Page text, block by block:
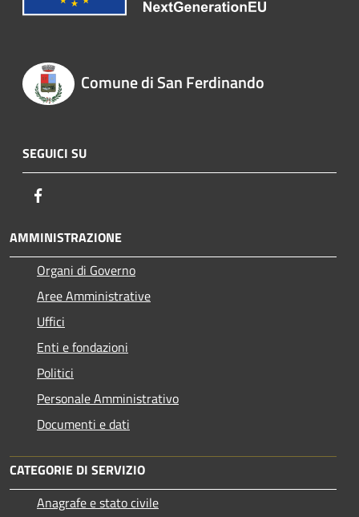
Comune di San Ferdinando
SEGUICI SU
AMMINISTRAZIONE
Organi di Governo
Aree Amministrative
Uffici
Enti e fondazioni
Politici
Personale Amministrativo
Documenti e dati
CATEGORIE DI SERVIZIO
Anagrafe e stato civile